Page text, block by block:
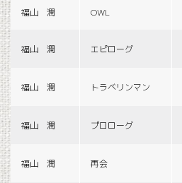
福山 潤 OWL
福山 潤 エピローグ
福山 潤 トラベリンマン
福山 潤 プロローグ
福山 潤 再会